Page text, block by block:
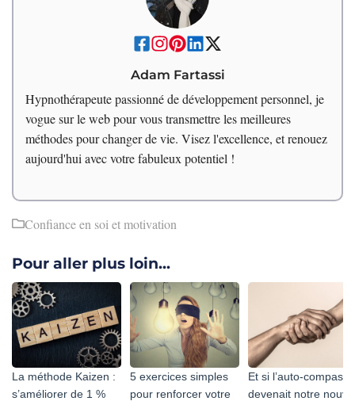
Adam Fartassi
Hypnothérapeute passionné de développement personnel, je
vogue sur le web pour vous transmettre les meilleures
méthodes pour changer de vie. Visez l'excellence, et renouez
aujourd'hui avec votre fabuleux potentiel !
Confiance en soi et motivation
Pour aller plus loin...
La méthode Kaizen :
s’améliorer de 1 %
5 exercices simples
pour renforcer votre
Et si l’auto-
devenait notre